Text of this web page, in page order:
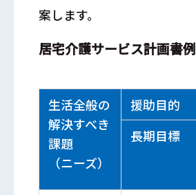
案します。
居宅介護サービス計画書例
生活全般の
解決すべき
課題
（ニーズ）
援助目的
長期目標